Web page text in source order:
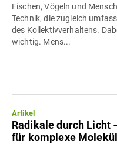
Fischen, Vögeln und
Technik, die zugleich
des Kollektivverhaltens.
wichtig. Mens...
Artikel
Radikale durch Licht
für komplexe